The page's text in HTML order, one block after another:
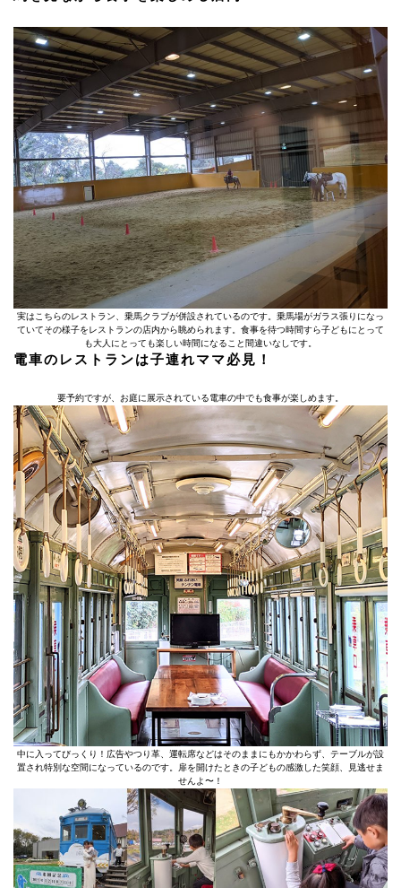
実はこちらのレストラン、乗馬クラブが併設されているのです。乗馬場がガラス張りになっ
ていてその様子をレストランの店内から眺められます。食事を待つ時間すら子どもにとって
も大人にとっても楽しい時間になること間違いなしです。
電車のレストランは子連れママ必見！
要予約ですが、お庭に展示されている電車の中でも食事が楽しめます。
中に入ってびっくり！広告やつり革、運転席などはそのままにもかかわらず、テーブルが設
置され特別な空間になっているのです。扉を開けたときの子どもの感激した笑顔、見逃せま
せんよ〜！